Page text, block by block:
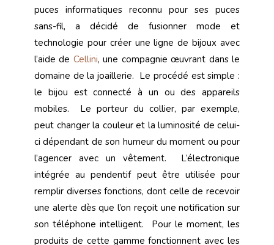
puces informatiques reconnu pour ses puces
sans-fil, a décidé de fusionner mode et
technologie pour créer une ligne de bijoux avec
l’aide de Cellini, une compagnie œuvrant dans le
domaine de la joaillerie. Le procédé est simple :
le bijou est connecté à un ou des appareils
mobiles. Le porteur du collier, par exemple,
peut changer la couleur et la luminosité de celui-
ci dépendant de son humeur du moment ou pour
l’agencer avec un vêtement. L’électronique
intégrée au pendentif peut être utilisée pour
remplir diverses fonctions, dont celle de recevoir
une alerte dès que l’on reçoit une notification sur
son téléphone intelligent. Pour le moment, les
produits de cette gamme fonctionnent avec les